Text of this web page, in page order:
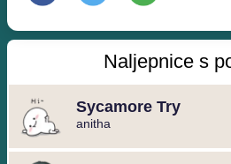
Naljepnice s
Sycamore Try
anitha